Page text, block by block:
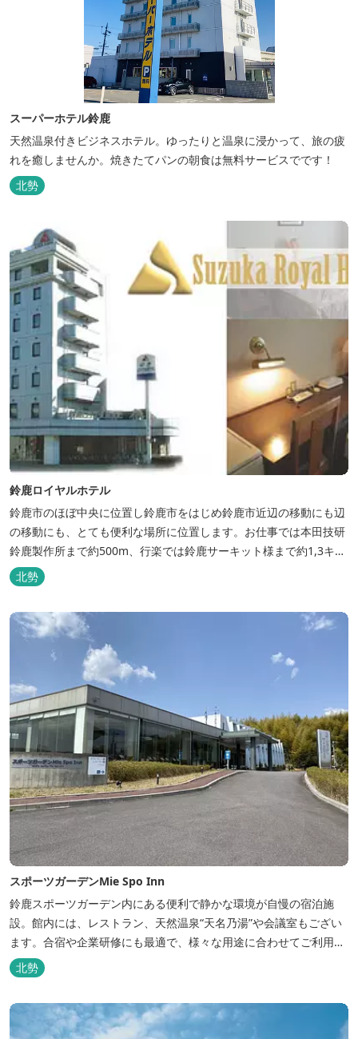
スーパーホテル鈴鹿
天然温泉付きビジネスホテル。ゆったりと温泉に浸かって、旅の疲
れを癒しませんか。焼きたてパンの朝食は無料サービスでです！
北勢
鈴鹿ロイヤルホテル
鈴鹿市のほぼ中央に位置し鈴鹿市をはじめ鈴鹿市近辺の移動にも辺
の移動にも、とても便利な場所に位置します。お仕事では本田技研
鈴鹿製作所まで約500m、行楽では鈴鹿サーキット様まで約1,3キ
ロ、スポーツ行事では鈴鹿スポーツガーデン様まで約3キロととて
も近い場所にあります。亀山市へのアクセスも便利でシャープ亀山
工場では約10キロと鈴鹿市では近い場所となっております。
北勢
スポーツガーデンMie Spo Inn
鈴鹿スポーツガーデン内にある便利で静かな環境が自慢の宿泊施
設。館内には、レストラン、天然温泉“天名乃湯”や会議室もござい
ます。合宿や企業研修にも最適で、様々な用途に合わせてご利用頂
けます。
北勢